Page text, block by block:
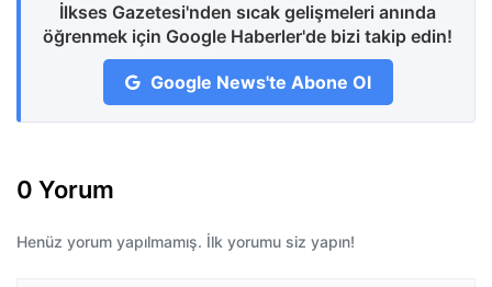
İlkses Gazetesi'nden sıcak gelişmeleri anında
öğrenmek için Google Haberler'de bizi takip edin!
Google News'te Abone Ol
0 Yorum
Henüz yorum yapılmamış. İlk yorumu siz yapın!